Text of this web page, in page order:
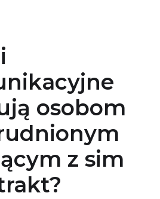
osobom
z sim